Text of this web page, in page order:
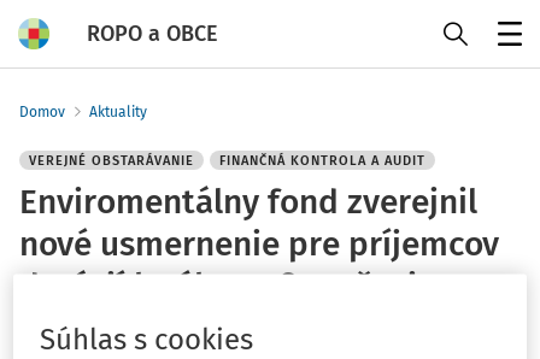
ROPO a OBCE
Domov Aktuality
VEREJNÉ OBSTARÁVANIE FINANČNÁ KONTROLA A AUDIT
Enviromentálny fond zverejnil
nové usmernenie pre príjemcov
dotácií k výkonu finančnej
kontroly verejného obstarávania
Súhlas s cookies